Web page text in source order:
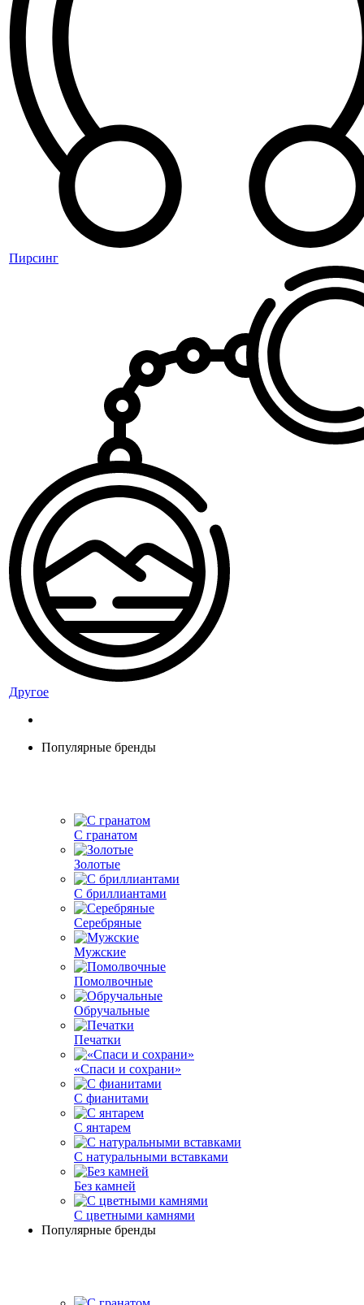
Пирсинг
Другое
Популярные бренды
С гранатом
Золотые
С бриллиантами
Серебряные
Мужские
Помолвочные
Обручальные
Печатки
«Спаси и сохрани»
С фианитами
С янтарем
С натуральными вставками
Без камней
С цветными камнями
Популярные бренды